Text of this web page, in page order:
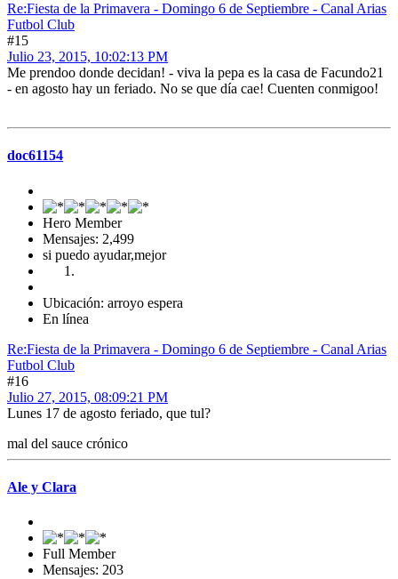
Re:Fiesta de la Primavera - Domingo 6 de Septiembre - Canal Arias
Futbol Club
#15
Julio 23, 2015, 10:02:13 PM
Me prendoo donde decidan! - viva la pepa es la casa de Facundo21
- en agosto hay un feriado. No se que día cae! Cuenten conmigoo!
doc61154
Hero Member
Mensajes: 2,499
si puedo ayudar,mejor
Ubicación: arroyo espera
En línea
Re:Fiesta de la Primavera - Domingo 6 de Septiembre - Canal Arias
Futbol Club
#16
Julio 27, 2015, 08:09:21 PM
Lunes 17 de agosto feriado, que tul?
mal del sauce crónico
Ale y Clara
Full Member
Mensajes: 203